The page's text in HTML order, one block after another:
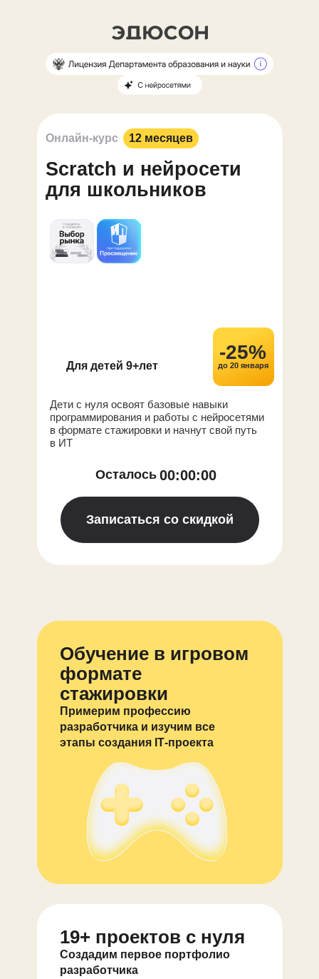
Scratch и нейросети
для школьников
00:00:00
Осталось
Записаться со скидкой
Онлайн-курс
-25%
до 20 января
12 месяцев
Для детей 9+лет
Дети с нуля освоят базовые навыки
программирования и работы с нейросетями
в формате стажировки и начнут свой путь
в ИТ
Обучение в игровом
формате
стажировки
Примерим профессию
разработчика и изучим все
этапы создания ІТ-проекта
19+ проектов с нуля
Создадим первое портфолио
разработчика